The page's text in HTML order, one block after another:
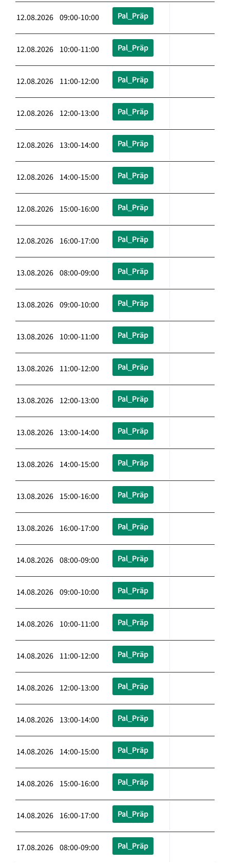
12.08.2026 09:00-10:00 Pal_Präp
12.08.2026 10:00-11:00 Pal_Präp
12.08.2026 11:00-12:00 Pal_Präp
12.08.2026 12:00-13:00 Pal_Präp
12.08.2026 13:00-14:00 Pal_Präp
12.08.2026 14:00-15:00 Pal_Präp
12.08.2026 15:00-16:00 Pal_Präp
12.08.2026 16:00-17:00 Pal_Präp
13.08.2026 08:00-09:00 Pal_Präp
13.08.2026 09:00-10:00 Pal_Präp
13.08.2026 10:00-11:00 Pal_Präp
13.08.2026 11:00-12:00 Pal_Präp
13.08.2026 12:00-13:00 Pal_Präp
13.08.2026 13:00-14:00 Pal_Präp
13.08.2026 14:00-15:00 Pal_Präp
13.08.2026 15:00-16:00 Pal_Präp
13.08.2026 16:00-17:00 Pal_Präp
14.08.2026 08:00-09:00 Pal_Präp
14.08.2026 09:00-10:00 Pal_Präp
14.08.2026 10:00-11:00 Pal_Präp
14.08.2026 11:00-12:00 Pal_Präp
14.08.2026 12:00-13:00 Pal_Präp
14.08.2026 13:00-14:00 Pal_Präp
14.08.2026 14:00-15:00 Pal_Präp
14.08.2026 15:00-16:00 Pal_Präp
14.08.2026 16:00-17:00 Pal_Präp
17.08.2026 08:00-09:00 Pal_Präp